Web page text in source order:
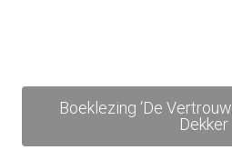
Boeklezing ‘De
Dekker